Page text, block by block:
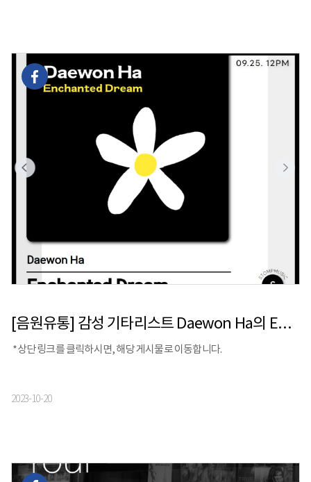
[음원유통] 감성 기타리스트 Daewon Ha의 Ep 앨범 [Enchanted Dream] 발매
*상단 링크를 클릭하시면, 해당 게시물로 이동합니다.
2023-10-20